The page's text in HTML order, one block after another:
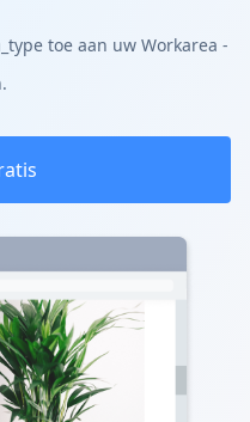
toe aan uw Workarea -